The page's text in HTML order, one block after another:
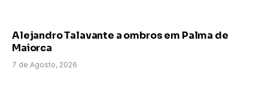
Alejandro Talavante a ombros em Palma de
Maiorca
7 de Agosto, 2026